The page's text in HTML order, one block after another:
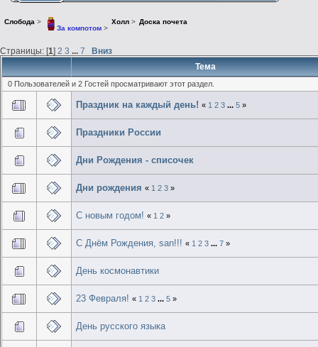
Слобода >
За компотом>
Холл> Доска почета
Страницы: [1] 2 3 ... 7
Вниз
Тема
0 Пользователей и 2 Гостей просматривают этот раздел.
Праздник на каждый день! « 1 2 3 ...5 »
Праздники России
Дни Рождения - списочек
Дни рождения « 1 2 3 »
С новым годом! « 1 2 »
С Днём Рождения, san!!! « 1 2 3 ...7 »
День космонавтики
23 Февраля! « 1 2 3 ...5 »
День русского языка